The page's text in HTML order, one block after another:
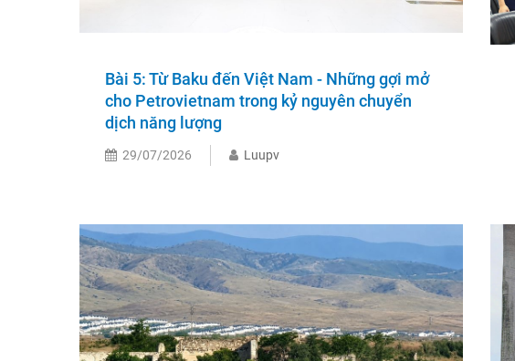
Bài 5: Từ Baku đến Việt Nam - Những gợi mở
cho Petrovietnam trong kỷ nguyên chuyển
dịch năng lượng
29/07/2026 Luupv